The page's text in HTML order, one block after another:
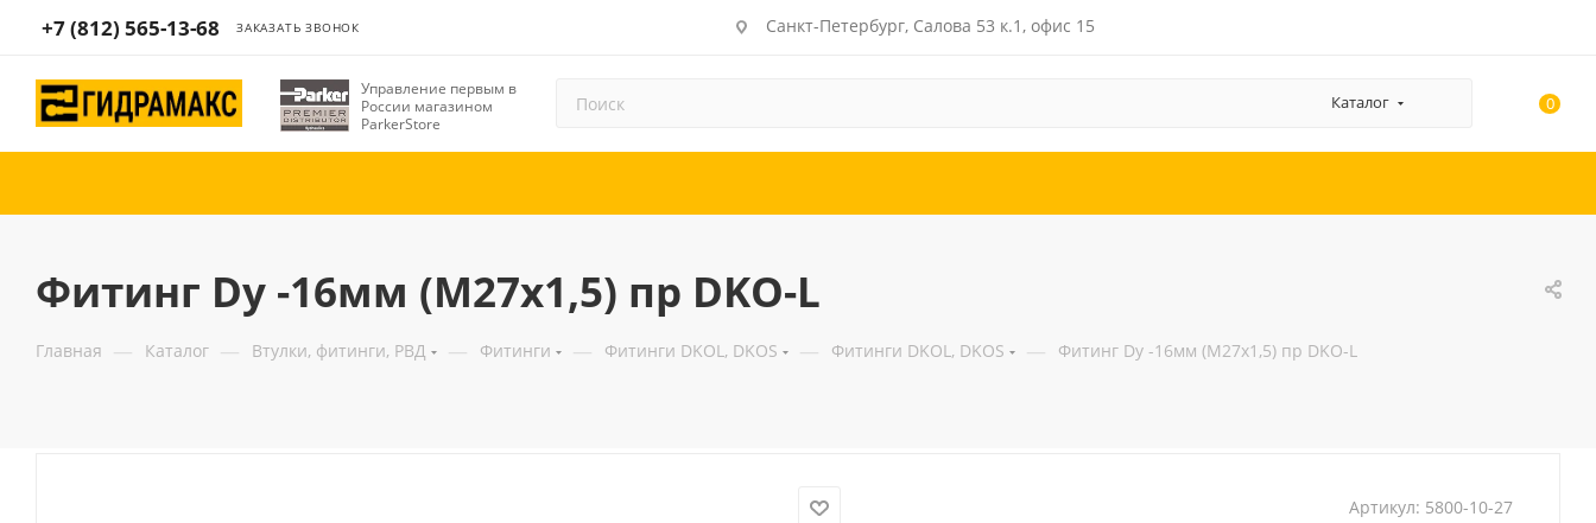
+7 (812) 565-13-68 ЗАКАЗАТЬ ЗВОНОК Санкт-Петербург, Салова 53 к.1, офис 15
Управление первым в
России магазином
ParkerStore
Каталог 0
Фитинг Dу -16мм (М27х1,5) пр DKO-L
Главная — Каталог — Втулки, фитинги, РВД — Фитинги — Фитинги DKOL, DKOS — Фитинги DKOL, DKOS — Фитинг Dу -16мм (М27х1,5) пр DKO-L
Артикул: 5800-10-27